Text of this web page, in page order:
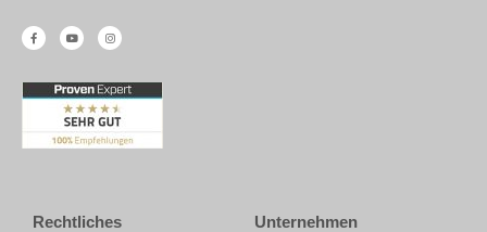
Rechtliches Unternehmen